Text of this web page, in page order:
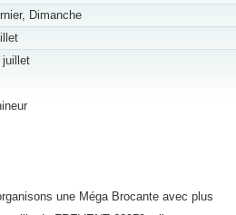
Dimanche
juillet
une Méga Brocante avec plus